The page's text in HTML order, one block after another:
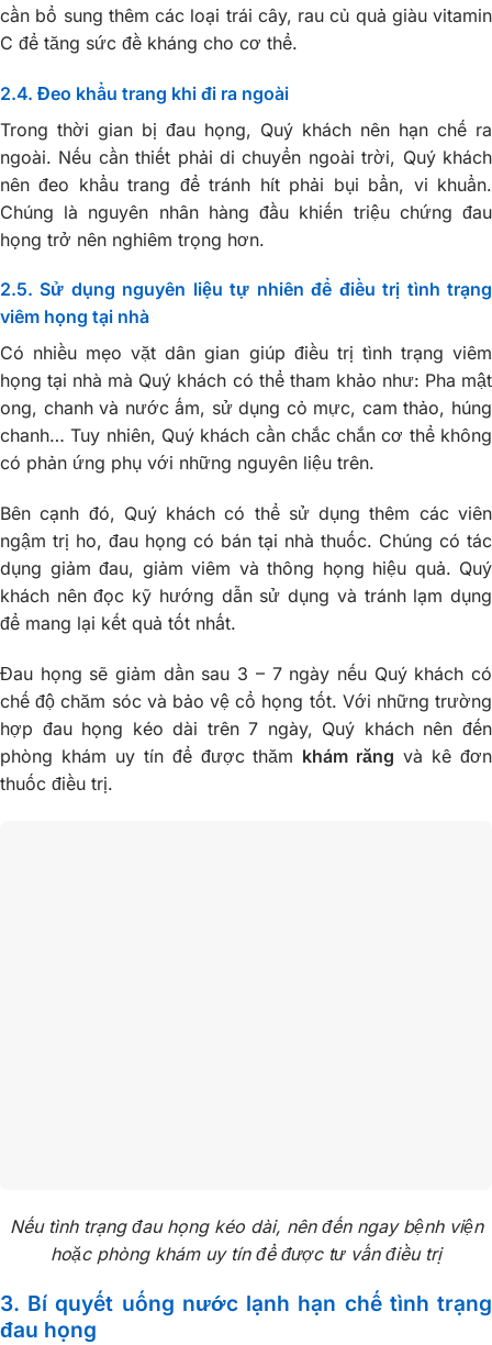
cần bổ sung thêm các loại trái cây, rau củ quả giàu vitamin
C để tăng sức đề kháng cho cơ thể.
2.4. Đeo khẩu trang khi đi ra ngoài
Trong thời gian bị đau họng, Quý khách nên hạn chế ra
ngoài. Nếu cần thiết phải di chuyển ngoài trời, Quý khách
nên đeo khẩu trang để tránh hít phải bụi bẩn, vi khuẩn.
Chúng là nguyên nhân hàng đầu khiến triệu chứng đau
họng trở nên nghiêm trọng hơn.
2.5. Sử dụng nguyên liệu tự nhiên để điều trị tình trạng
viêm họng tại nhà
Có nhiều mẹo vặt dân gian giúp điều trị tình trạng viêm
họng tại nhà mà Quý khách có thể tham khảo như: Pha mật
ong, chanh và nước ấm, sử dụng cỏ mực, cam thảo, húng
chanh… Tuy nhiên, Quý khách cần chắc chắn cơ thể không
có phản ứng phụ với những nguyên liệu trên.
Bên cạnh đó, Quý khách có thể sử dụng thêm các viên
ngậm trị ho, đau họng có bán tại nhà thuốc. Chúng có tác
dụng giảm đau, giảm viêm và thông họng hiệu quả. Quý
khách nên đọc kỹ hướng dẫn sử dụng và tránh lạm dụng
để mang lại kết quả tốt nhất.
Đau họng sẽ giảm dần sau 3 – 7 ngày nếu Quý khách có
chế độ chăm sóc và bảo vệ cổ họng tốt. Với những trường
hợp đau họng kéo dài trên 7 ngày, Quý khách nên đến
phòng khám uy tín để được thăm khám răng và kê đơn
thuốc điều trị.
Nếu tình trạng đau họng kéo dài, nên đến ngay bệnh viện
hoặc phòng khám uy tín để được tư vấn điều trị
3. Bí quyết uống nước lạnh hạn chế tình trạng
đau họng